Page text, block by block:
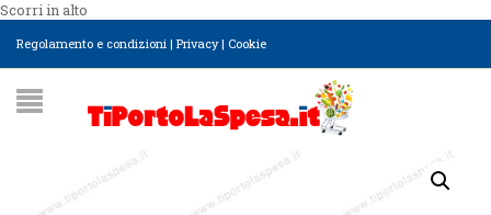
Scorri in alto
Regolamento e condizioni | Privacy| Cookie